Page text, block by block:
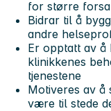
for større
Bidrar til å
andre
Er opptatt av å
klinikkenes
tjenestene
Motiveres av å
være til stede